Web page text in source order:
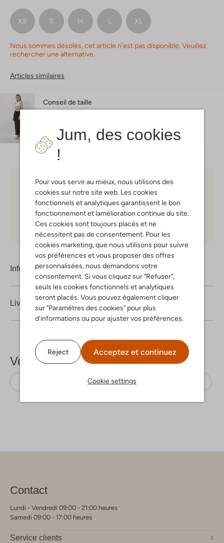
Jum, des cookies
!
Pour vous servir au mieux, nous utilisons des
cookies sur notre site web. Les cookies
fonctionnels et analytiques garantissent le bon
fonctionnement et lamélioration continue du site.
Ces cookies sont toujours placés et ne
nécessitent pas de consentement. Pour les
cookies marketing, que nous utilisons pour suivre
vos préférences et vous proposer des offres
personnalisées, nous demandons votre
consentement. Si vous cliquez sur "Refuser",
seuls les cookies fonctionnels et analytiques
seront placés. Vous pouvez également cliquer
sur "Paramètres des cookies" pour plus
d’informations ou pour ajuster vos préférences.
Reject Acceptez et continuez
Cookie settings
XS S M L XL
Nous sommes désolés, cet article n'est pas disponible. Veuillez
rechercher une alternative.
Articles similaires
Conseil de taille
Choisissez vous-même votre moment de livraison
30 joursde retours
Shopping en ligne en toute sécurité
Information produit
Livraison & retours
Voir plus
Bruuns Bazaar
Contact
Lundi - Vendredi 09:00 - 21:00 heures
Samedi 09:00 - 17:00 heures
Service clients